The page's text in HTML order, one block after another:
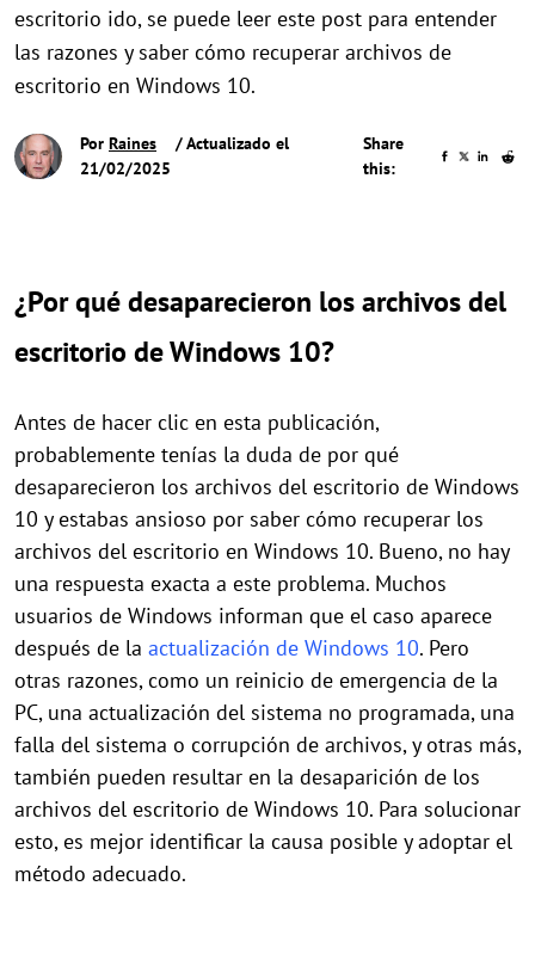
escritorio ido, se puede leer este post para entender
las razones y saber cómo recuperar archivos de
escritorio en Windows 10.
Por Raines
/ Actualizado el
21/02/2025
Share
this:
¿Por qué desaparecieron los archivos del
escritorio de Windows 10?
Antes de hacer clic en esta publicación,
probablemente tenías la duda de por qué
desaparecieron los archivos del escritorio de Windows
10 y estabas ansioso por saber cómo recuperar los
archivos del escritorio en Windows 10. Bueno, no hay
una respuesta exacta a este problema. Muchos
usuarios de Windows informan que el caso aparece
después de la actualización de Windows 10. Pero
otras razones, como un reinicio de emergencia de la
PC, una actualización del sistema no programada, una
falla del sistema o corrupción de archivos, y otras más,
también pueden resultar en la desaparición de los
archivos del escritorio de Windows 10. Para solucionar
esto, es mejor identificar la causa posible y adoptar el
método adecuado.